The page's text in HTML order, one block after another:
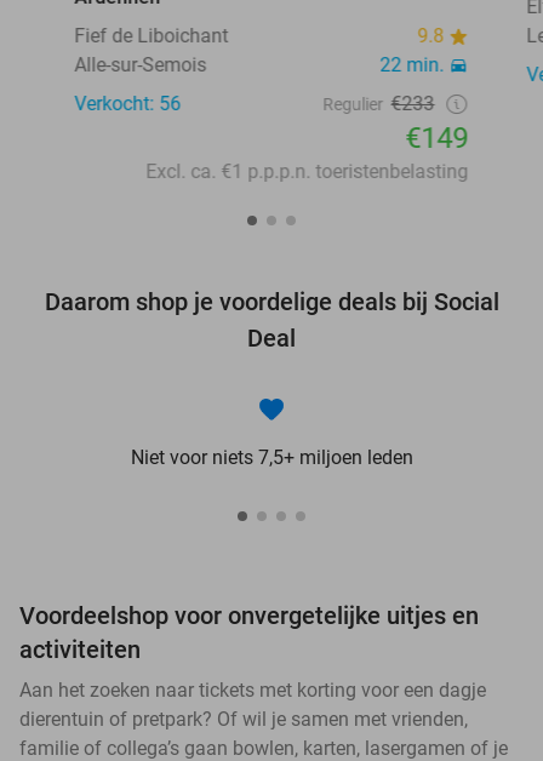
Fief de Liboichant
9.8
Alle-sur-Semois
22 min.
Verkocht: 56
Regulier €233
€149
Excl. ca. €1 p.p.p.n. toeristenbelasting
Daarom shop je voordelige deals bij Social
Deal
Niet voor niets 7,5+ miljoen leden
Voordeelshop voor onvergetelijke uitjes en
activiteiten
Aan het zoeken naar tickets met korting voor een dagje
dierentuin of pretpark? Of wil je samen met vrienden,
familie of collega’s gaan bowlen, karten, lasergamen of je